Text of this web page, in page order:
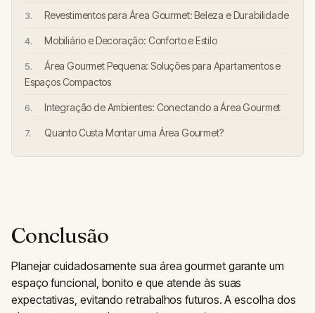
Revestimentos para Área Gourmet: Beleza e Durabilidade
Mobiliário e Decoração: Conforto e Estilo
Área Gourmet Pequena: Soluções para Apartamentos e
Espaços Compactos
Integração de Ambientes: Conectando a Área Gourmet
Quanto Custa Montar uma Área Gourmet?
Conclusão
Planejar cuidadosamente sua área gourmet garante um
espaço funcional, bonito e que atende às suas
expectativas, evitando retrabalhos futuros. A escolha dos